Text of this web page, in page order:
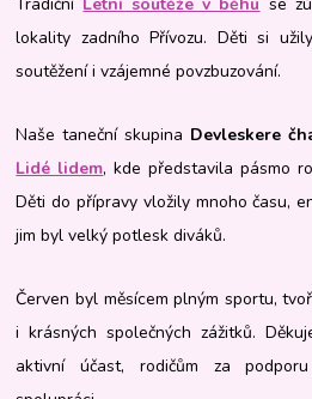
lokality zadního Přívozu. Děti si
soutěžení i vzájemné povzbuzování.
Naše taneční skupina Devleskere
Lidé lidem, kde představila pásmo
Děti do přípravy vložily mnoho času,
jim byl velký potlesk diváků.
Červen byl měsícem plným sportu,
i krásných společných zážitků.
aktivní účast, rodičům za